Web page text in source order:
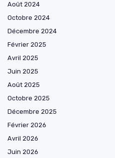
Août 2024
Octobre 2024
Décembre 2024
Février 2025
Avril 2025
Juin 2025
Août 2025
Octobre 2025
Décembre 2025
Février 2026
Avril 2026
Juin 2026